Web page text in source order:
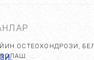
ОСТЕОХОНДРОЗИ,
...